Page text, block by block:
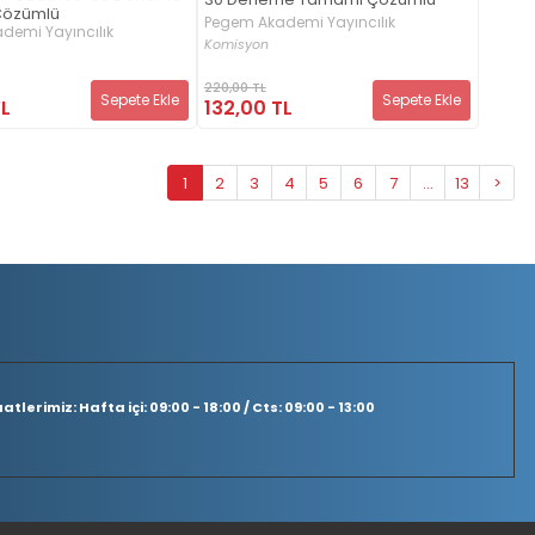
Yayıncılık
Sepete Ekle
Pegem Akademi Yayıncılık
Komisyon
220,00 TL
132,00 TL Sepete Ekle
1 2 3 4 5 6 7 ... 13 >
Hafta içi: 09:00 - 18:00 / Cts: 09:00 - 13:00